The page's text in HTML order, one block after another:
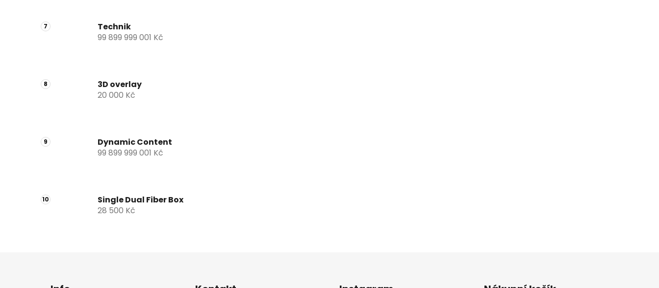
Technik
99 899 999 001 Kč
3D overlay
20 000 Kč
Dynamic Content
99 899 999 001 Kč
Single Dual Fiber Box
28 500 Kč